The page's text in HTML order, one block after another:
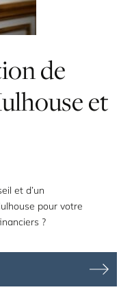
de
et
et d’un
pour votre
?